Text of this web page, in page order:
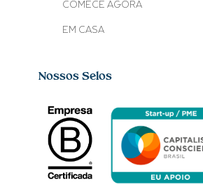
COMECE AGORA
EM CASA
Nossos Selos